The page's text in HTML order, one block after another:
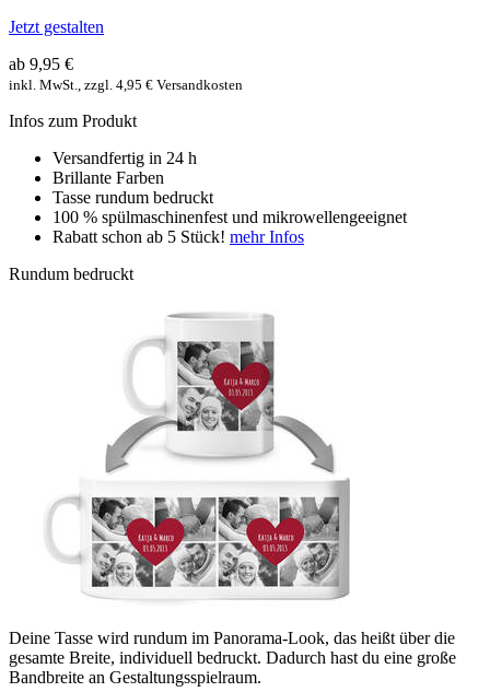
Jetzt gestalten
ab 9,95 €
inkl. MwSt., zzgl. 4,95 € Versandkosten
Infos zum Produkt
Versandfertig in 24 h
Brillante Farben
Tasse rundum bedruckt
100 % spülmaschinenfest und mikrowellengeeignet
Rabatt schon ab 5 Stück! mehr Infos
Rundum bedruckt
Deine Tasse wird rundum im Panorama-Look, das heißt über die
gesamte Breite, individuell bedruckt. Dadurch hast du eine große
Bandbreite an Gestaltungsspielraum.